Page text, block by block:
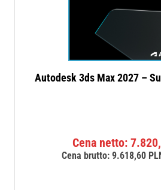
Autodesk 3ds Max 2027 –
Cena netto:
Cena brutto:9.618,60